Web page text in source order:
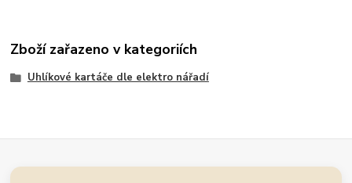
Zboží zařazeno v kategoriích
Uhlíkové kartáče dle elektro nářadí